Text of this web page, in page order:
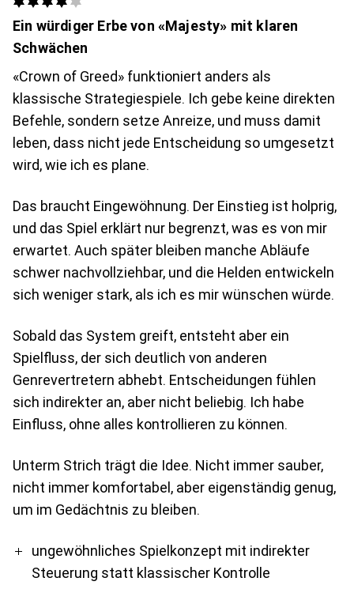
Ein würdiger Erbe von «Majesty» mit klaren
Schwächen
«Crown of Greed» funktioniert anders als
klassische Strategiespiele. Ich gebe keine direkten
Befehle, sondern setze Anreize, und muss damit
leben, dass nicht jede Entscheidung so umgesetzt
wird, wie ich es plane.
Das braucht Eingewöhnung. Der Einstieg ist holprig,
und das Spiel erklärt nur begrenzt, was es von mir
erwartet. Auch später bleiben manche Abläufe
schwer nachvollziehbar, und die Helden entwickeln
sich weniger stark, als ich es mir wünschen würde.
Sobald das System greift, entsteht aber ein
Spielfluss, der sich deutlich von anderen
Genrevertretern abhebt. Entscheidungen fühlen
sich indirekter an, aber nicht beliebig. Ich habe
Einfluss, ohne alles kontrollieren zu können.
Unterm Strich trägt die Idee. Nicht immer sauber,
nicht immer komfortabel, aber eigenständig genug,
um im Gedächtnis zu bleiben.
Proungewöhnliches Spielkonzept mit indirekter
Steuerung statt klassischer Kontrolle
Contra